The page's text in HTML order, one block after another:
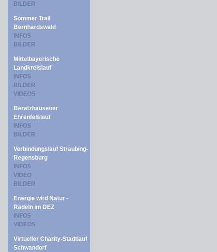
BILDER
Sommer Trail
Bernhardswald
INFOS
BILDER
Mittelbayerische
Landkreislauf
INFOS
BILDER
VIDEOS
Beratzhausener
Ehrenfelslauf
INFOS
BILDER
Verbindungslauf Straubing-
Regensburg
INFOS
VIDEO
BILDER
Energie wird Natur -
Radeln im DEZ
INFOS
VIDEOS
Virtueller Charity-Stadtlauf
Schwandorf